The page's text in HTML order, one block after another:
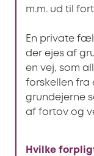
m.m. ud til
En private
der ejes af
en vej, som
forskellen fra
grundejerne
af fortov og
Hvilke